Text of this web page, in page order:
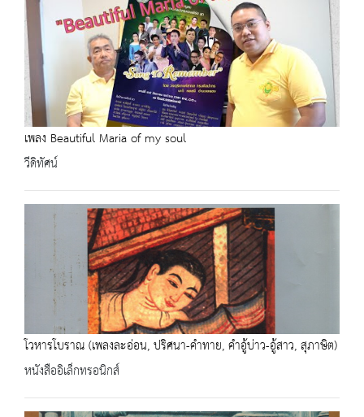
เพลง Beautiful Maria of my soul
วีดิทัศน์
โวหารโบราณ (เพลงละอ่อน, ปริศนา-คำทาย, คำอู้บ่าว-อู้สาว, สุภาษิต)
หนังสืออิเล็กทรอนิกส์